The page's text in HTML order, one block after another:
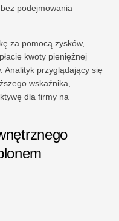
podejmowania
za pomocą zysków,
kwoty pieniężnej
Analityk przyglądający się
wskaźnika,
dla firmy na